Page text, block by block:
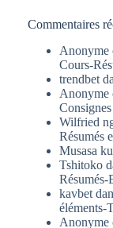
Commentaires
Anonyme
Cours-
trendbet
Anonyme
Wilfried
Résumés
Musasa
Tshitoko
Résumés-
kavbet
éléments-
Anonyme